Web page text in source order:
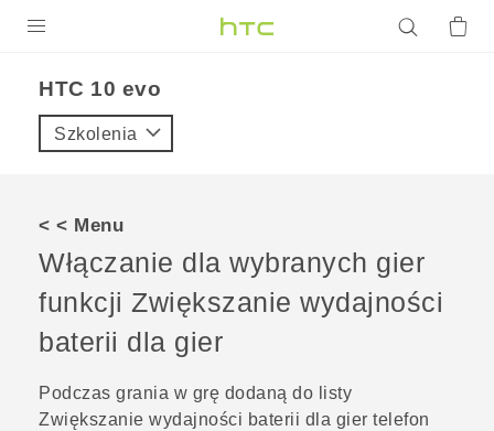
VIVE
VIVERSE
POMOC TECHNICZNA
Urządzenia i akcesoria HTC
Zaloguj się
HTC 10 evo‎
Szkolenia
< < Menu
Włączanie dla wybranych gier
funkcji Zwiększanie wydajności
baterii dla gier
Podczas grania w grę dodaną do listy
Zwiększanie wydajności baterii dla gier telefon